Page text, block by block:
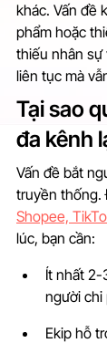
khác. Vấn đề
phẩm hoặc
thiếu nhân sự
liên tục mà
Tại sao
đa kênh
Vấn đề bắt
truyền thống.
Shopee,
lúc, bạn cần:
Ít nhất 2-
người
Ekip hỗ